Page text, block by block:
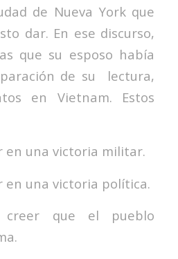
de Nueva York que
dar. En ese discurso,
que su esposo había
de su lectura,
en Vietnam. Estos
en una victoria militar.
en una victoria política.
que el pueblo